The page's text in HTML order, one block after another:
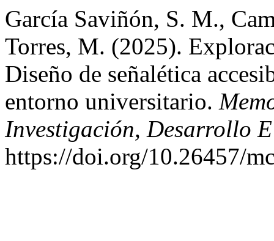
García Saviñón, S. M.,
Torres, M. (2025).
Diseño de señalética
entorno universitario.
Investigación, Desarrollo
https://doi.org/10.26457/